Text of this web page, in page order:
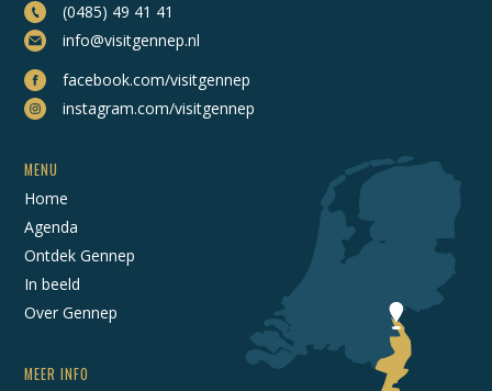
(0485) 49 41 41
info@visitgennep.nl
facebook.com/visitgennep
instagram.com/visitgennep
MENU
Home
Agenda
Ontdek Gennep
In beeld
Over Gennep
MEER INFO